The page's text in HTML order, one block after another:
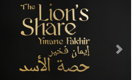
Next